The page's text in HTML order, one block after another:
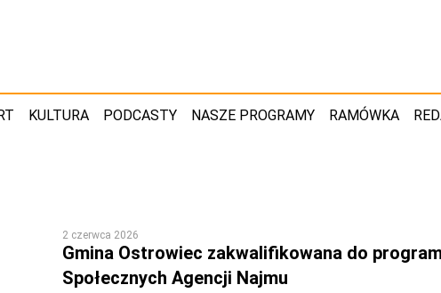
KULTURA PODCASTY NASZE PROGRAMY RAMÓWKA
2 czerwca 2026
Gmina Ostrowiec zakwalifikowana do
Społecznych Agencji Najmu